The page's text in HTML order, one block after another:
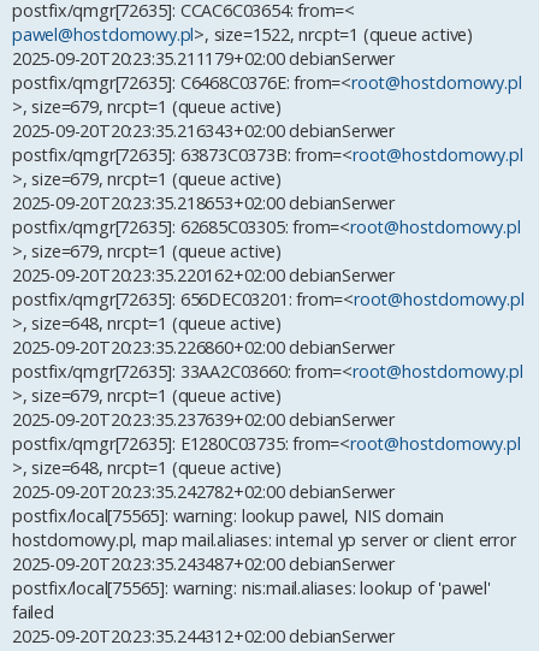
postfix/qmgr[72635]: CCAC6C03654: from=<
pawel@hostdomowy.pl>, size=1522, nrcpt=1 (queue active)
2025-09-20T20:23:35.211179+02:00 debianSerwer
postfix/qmgr[72635]: C6468C0376E: from=<root@hostdomowy.pl
>, size=679, nrcpt=1 (queue active)
2025-09-20T20:23:35.216343+02:00 debianSerwer
postfix/qmgr[72635]: 63873C0373B: from=<root@hostdomowy.pl
>, size=679, nrcpt=1 (queue active)
2025-09-20T20:23:35.218653+02:00 debianSerwer
postfix/qmgr[72635]: 62685C03305: from=<root@hostdomowy.pl
>, size=679, nrcpt=1 (queue active)
2025-09-20T20:23:35.220162+02:00 debianSerwer
postfix/qmgr[72635]: 656DEC03201: from=<root@hostdomowy.pl
>, size=648, nrcpt=1 (queue active)
2025-09-20T20:23:35.226860+02:00 debianSerwer
postfix/qmgr[72635]: 33AA2C03660: from=<root@hostdomowy.pl
>, size=679, nrcpt=1 (queue active)
2025-09-20T20:23:35.237639+02:00 debianSerwer
postfix/qmgr[72635]: E1280C03735: from=<root@hostdomowy.pl
>, size=648, nrcpt=1 (queue active)
2025-09-20T20:23:35.242782+02:00 debianSerwer
postfix/local[75565]: warning: lookup pawel, NIS domain
hostdomowy.pl, map mail.aliases: internal yp server or client error
2025-09-20T20:23:35.243487+02:00 debianSerwer
postfix/local[75565]: warning: nis:mail.aliases: lookup of 'pawel'
failed
2025-09-20T20:23:35.244312+02:00 debianSerwer